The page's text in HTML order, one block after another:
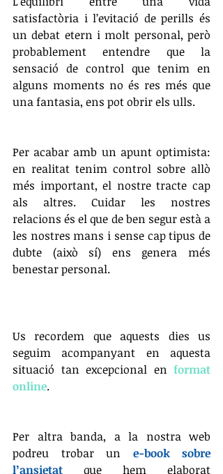
satisfactòria i l’evitació de perills és
un debat etern i molt personal, però
probablement entendre que la
sensació de control que tenim en
alguns moments no és res més que
una fantasia, ens pot obrir els ulls.
Per acabar amb un apunt optimista:
en realitat tenim control sobre allò
més important, el nostre tracte cap
als altres. Cuidar les nostres
relacions és el que de ben segur està a
les nostres mans i sense cap tipus de
dubte (això sí) ens genera més
benestar personal.
Us recordem que aquests dies us
seguim acompanyant en aquesta
situació tan excepcional en format
online.
Per altra banda, a la nostra web
podreu trobar un e-book sobre
l’ansietat que hem elaborat